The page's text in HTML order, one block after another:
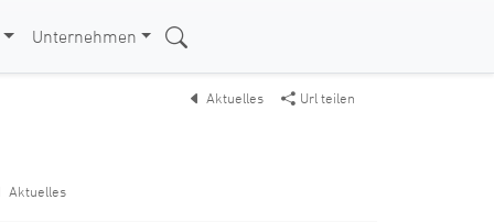
Unternehmen
Url teilen
Aktuelles
Aktuelles